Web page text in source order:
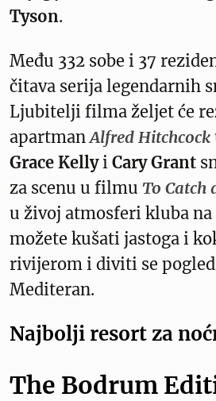
Tyson.
Među 332 sobe i 37
čitava serija legendarnih
Ljubitelji filma željet će
apartman Alfred Hitchcock
Grace Kellyi Cary Grant
za scenu u filmu To Catch
u živoj atmosferi kluba na
možete kušati jastoga i
rivijerom i diviti se
Mediteran.
Najbolji resort za
The Bodrum